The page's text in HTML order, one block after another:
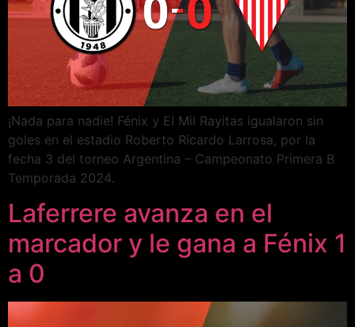
¡Nada para nadie! Fénix y El Mil Rayitas igualaron sin
goles en el estadio Roberto Ricardo Larrosa, por la
fecha 3 del torneo Argentina – Campeonato Primera B
Temporada 2024.
Laferrere avanza en el
marcador y le gana a Fénix 1
a 0